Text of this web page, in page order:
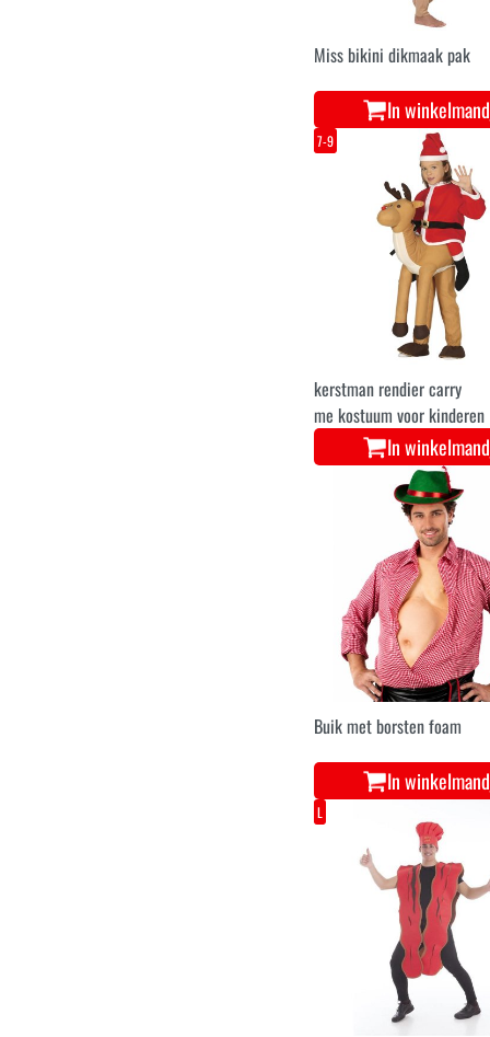
Miss bikini dikmaak pak
In
7-9
kerstman rendier carry
me kostuum voor kinderen
In
Buik met borsten foam
In
L